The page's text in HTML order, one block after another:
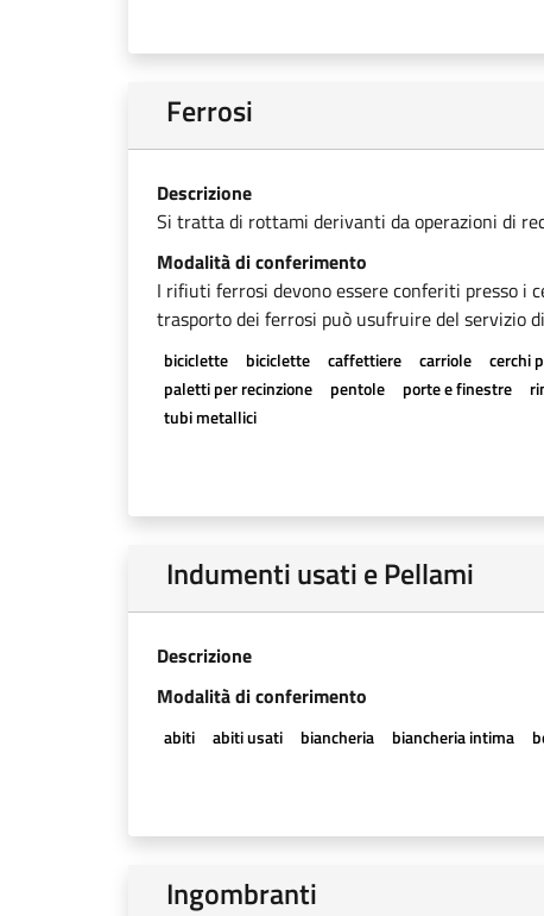
Ferrosi
Descrizione
Si tratta di rottami derivanti da operazioni di
Modalità di conferimento
I rifiuti ferrosi devono essere conferiti presso i
trasporto dei ferrosi può usufruire del servizio
biciclette biciclette caffettiere carriole cerchi
paletti per recinzione
pentole porte e finestre
tubi metallici
Indumenti usati e Pellami
Descrizione
Modalità di conferimento
abiti abiti usati biancheria biancheria intima
Ingombranti